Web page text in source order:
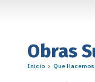
Obras
Inicio> Que Hacemos